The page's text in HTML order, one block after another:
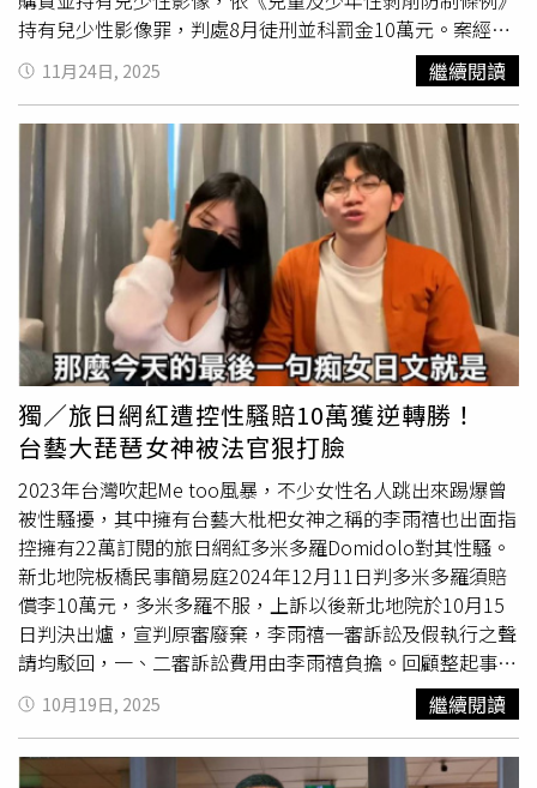
持有兒少性影像罪，判處8月徒刑並科罰金10萬元。案經上
訴二審後，被害人數擴大至 37 人，其中已有 18 人完成和
解，另有數名表達意願。黃子佼在二審期間持續認錯、尋求
和解。今（24日）黃子佼透過律師發聲明已與全數被害人達
成和解。昪正國際法律事務所今日代表黃子佼發出聲明指
出，所有被害人均向法院說明，黃子佼與他們遭誘騙拍攝影
片「無關」，且其下載內容多為成年影像。被害人並認為外
界對案情的渲染過度，且黃子佼下載影像的時間點均在
2023 年2月17日兒少條例修法前，尚未明文禁止，強調最
應苛責者應為網站經營者、影像提供者，以及在法律明令禁
止後仍持續下載者。律師團引述黃子佼表示：「我已認知每
一張兒童少年性影像都是血淋淋的故事，會造成孩子一輩子
創傷。若沒有人下載，就不會有人供給。我深切悔悟當年做
錯的事，向所有被害者再次道歉。」文中也指出，黃子佼無
從主動接觸被害者，最終在法院協助下才完成全數和解。黃
子佼律師聲明。（圖／昇正國際法律事務所提供）律師表
示，黃子佼雖獲得被害人諒解，但仍感嘆，身為公眾人物未
以最高標準自律，因一時愚蠢好奇心付出沈重代價，「讓他
失去了深愛的妻子、女兒與終生投入的演藝事業」。黃子佼
也強調未來將持續警惕自我，努力成為更好的人。◎若自身
或旁人遭受身體精神虐待、性騷擾、性侵害，請打110報案
再打113找社工
11月24日, 2025 繼續閱讀
獨／旅日網紅遭控性騷賠10萬獲逆轉勝！
台藝大琵琶女神被法官狠打臉
2023年台灣吹起Me too風暴，不少女性名人跳出來踢爆曾
被性騷擾，其中擁有台藝大枇杷女神之稱的李雨禧也出面指
控擁有22萬訂閱的旅日網紅多米多羅Domidolo對其性騷。
新北地院板橋民事簡易庭2024年12月11日判多米多羅須賠
償李10萬元，多米多羅不服，上訴以後新北地院於10月15
日判決出爐，宣判原審廢棄，李雨禧一審訴訟及假執行之聲
請均駁回，一、二審訴訟費用由李雨禧負擔。回顧整起事
件，李雨禧在2023年6月的
浪潮中，發長文控多米多
羅言語性騷，期間還有不當肢體碰觸，讓她備感壓力。不過
對此，多米多羅回應，痴女企劃是女方提的，至於會穿比較
露只是因為想增加流量，並且同住時都是分房睡，願意為言
10月19日, 2025 繼續閱讀